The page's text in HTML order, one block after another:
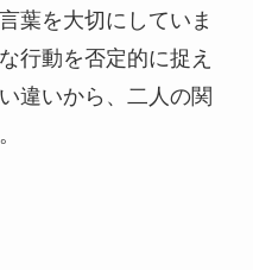
葉を大切にしていま
行動を否定的に捉え
違いから、二人の関